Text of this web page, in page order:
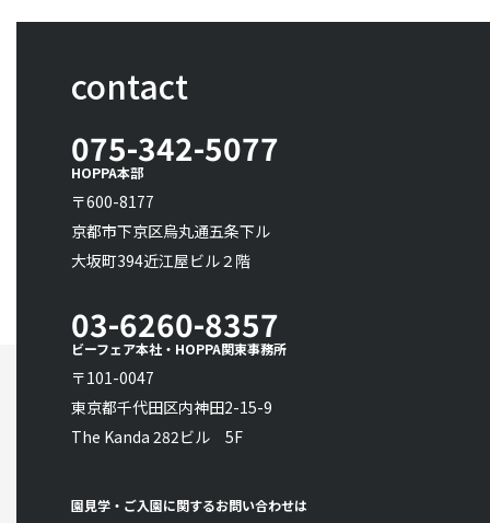
contact
075-342-5077
HOPPA本部
〒600-8177
京都市下京区烏丸通五条下ル
大坂町394近江屋ビル２階
03-6260-8357
ビーフェア本社・HOPPA関東事務所
〒101-0047
東京都千代田区内神田2-15-9
The Kanda 282ビル 5F
園見学・ご入園に関するお問い合わせは